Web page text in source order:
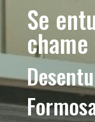
Se
chame